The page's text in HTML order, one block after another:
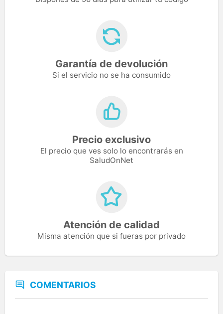
Garantía de devolución
Si el servicio no se ha consumido
Precio exclusivo
El precio que ves solo lo encontrarás en
SaludOnNet
Atención de calidad
Misma atención que si fueras por privado
COMENTARIOS